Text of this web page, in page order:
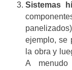
Sistemas
ejemplo, se
la obra y
A